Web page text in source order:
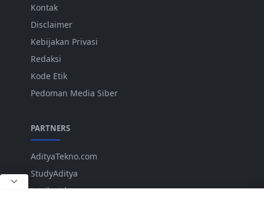
Kontak
Disclaimer
Kebijakan Privasi
Redaksi
Kode Etik
Pedoman Media Siber
PARTNERS
AdityaTekno.com
StudyAditya
Lepiku.id